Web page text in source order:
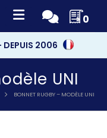
0
DEPUIS 2006
UNI
BONNET RUGBY – MODÈLE UNI